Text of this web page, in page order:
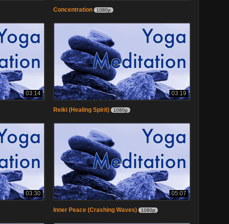
Concentration 1080p
03:14 03:19
Reiki (Healing Spirit) 1080p
03:30 05:07
Inner Peace (Crashing Waves) 1080p